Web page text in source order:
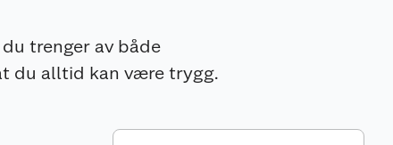
trenger av både
du alltid kan være trygg.